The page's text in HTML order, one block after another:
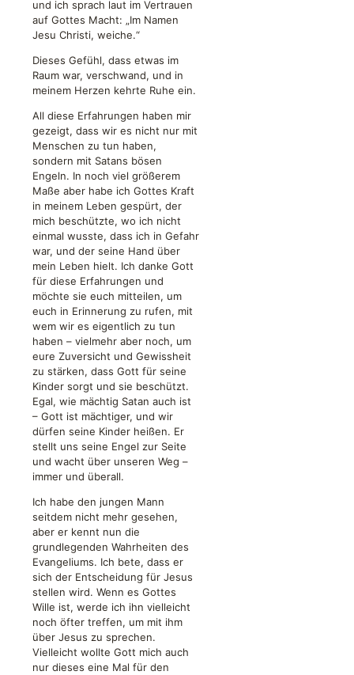
und ich sprach laut im Vertrauen
auf Gottes Macht: „Im Namen
Jesu Christi, weiche.“
Dieses Gefühl, dass etwas im
Raum war, verschwand, und in
meinem Herzen kehrte Ruhe ein.
All diese Erfahrungen haben mir
gezeigt, dass wir es nicht nur mit
Menschen zu tun haben,
sondern mit Satans bösen
Engeln. In noch viel größerem
Maße aber habe ich Gottes Kraft
in meinem Leben gespürt, der
mich beschützte, wo ich nicht
einmal wusste, dass ich in Gefahr
war, und der seine Hand über
mein Leben hielt. Ich danke Gott
für diese Erfahrungen und
möchte sie euch mitteilen, um
euch in Erinnerung zu rufen, mit
wem wir es eigentlich zu tun
haben – vielmehr aber noch, um
eure Zuversicht und Gewissheit
zu stärken, dass Gott für seine
Kinder sorgt und sie beschützt.
Egal, wie mächtig Satan auch ist
– Gott ist mächtiger, und wir
dürfen seine Kinder heißen. Er
stellt uns seine Engel zur Seite
und wacht über unseren Weg –
immer und überall.
Ich habe den jungen Mann
seitdem nicht mehr gesehen,
aber er kennt nun die
grundlegenden Wahrheiten des
Evangeliums. Ich bete, dass er
sich der Entscheidung für Jesus
stellen wird. Wenn es Gottes
Wille ist, werde ich ihn vielleicht
noch öfter treffen, um mit ihm
über Jesus zu sprechen.
Vielleicht wollte Gott mich auch
nur dieses eine Mal für den